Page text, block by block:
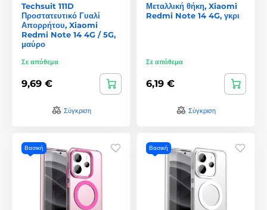
Techsuit 111D
Προστατευτικό Γυαλί
Απορρήτου, Xiaomi
Redmi Note 14 4G / 5G,
μαύρο
Σε απόθεμα
9,69 €
Σύγκριση
Μεταλλική θήκη, Xiaomi
Redmi Note 14 4G, γκρι
Σε απόθεμα
6,19 €
Σύγκριση
Βασική Βασική